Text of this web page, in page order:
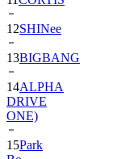
13BIGBANG
14ALPHA
DRIVE
ONE)
15Park
Bo-
gum